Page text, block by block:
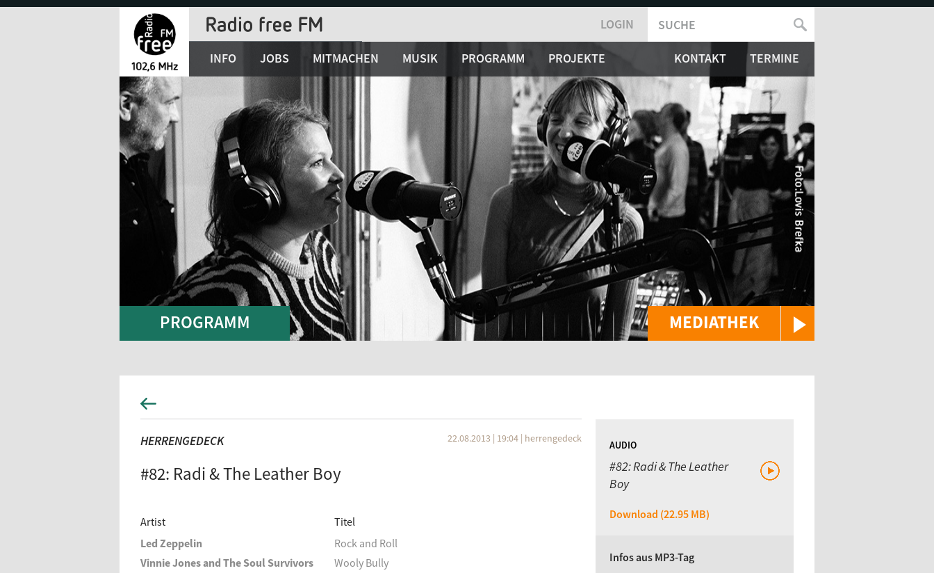
Jump
MEDIATHEK
LOGIN
SUCHFORMULAR
SUCHE
INFO JOBS MITMACHEN MUSIK PROGRAMM PROJEKTE KONTAKT TERMINE
PROGRAMM
HERRENGEDECK 22.08.2013 | 19:04 | herrengedeck
#82: Radi & The Leather Boy
Artist
Titel
Led Zeppelin
Rock and Roll
Vinnie Jones and The Soul Survivors
Wooly Bully
AUDIO
#82: Radi & The Leather
Boy
Download (22.95 MB)
Infos aus MP3-Tag